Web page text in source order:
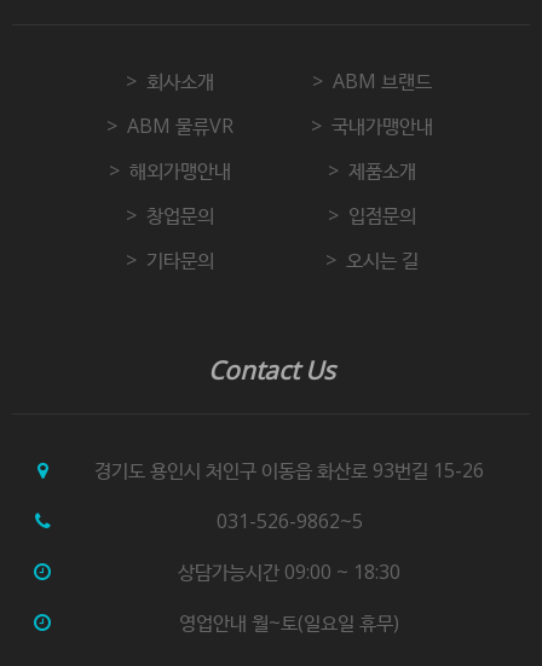
회사소개
ABM 브랜드
ABM 물류VR
국내가맹안내
해외가맹안내
제품소개
창업문의
입점문의
기타문의
오시는 길
Contact Us
경기도 용인시 처인구 이동읍 화산로 93번길 15-26
031-526-9862~5
상담가능시간 09:00 ~ 18:30
영업안내 월~토(일요일 휴무)